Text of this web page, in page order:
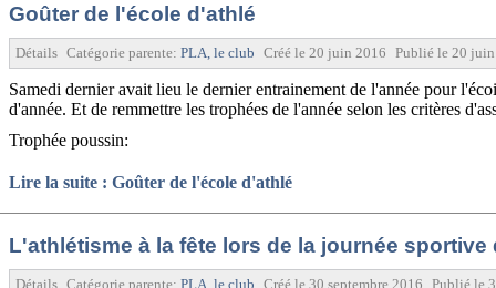
Goûter de l'école d'athlé
Détails Catégorie parente: PLA, le club Créé le 20 juin 2016 Publié le 20
Samedi dernier avait lieu le dernier entrainement de l'année pour
d'année. Et de remmettre les trophées de l'année selon les critères
Trophée poussin:
Lire la suite : Goûter de l'école d'athlé
L'athlétisme à la fête lors de la journée sportive
Détails Catégorie parente: PLA, le club Créé le 30 septembre 2016 Publié le